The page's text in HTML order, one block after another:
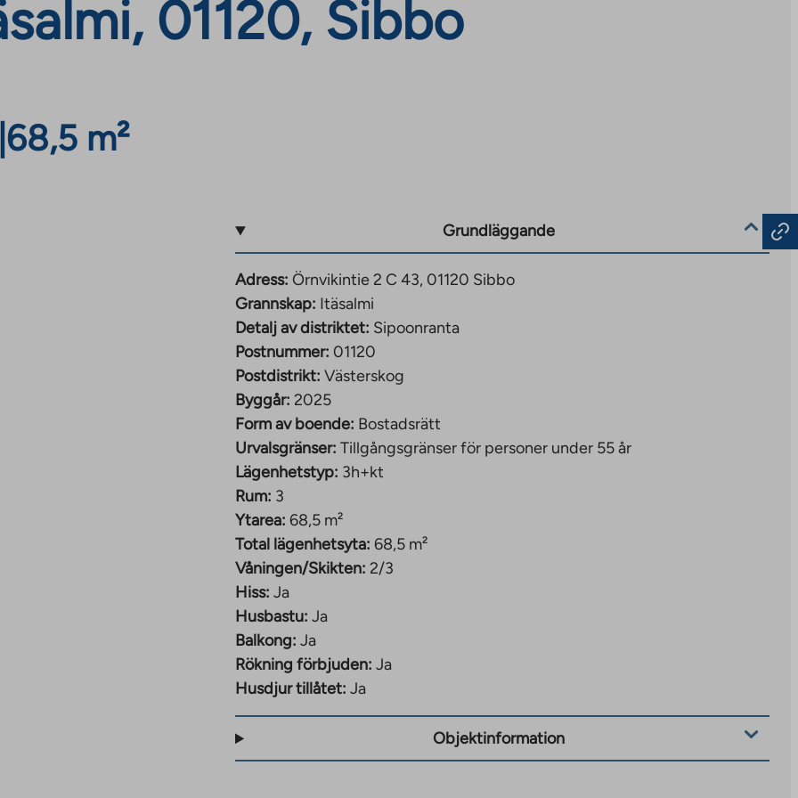
01120, Sibbo
68,5 m²
Grundläggande
Adress: Örnvikintie 2 C 43, 01120 Sibbo
Grannskap: Itäsalmi
Detalj av distriktet: Sipoonranta
Postnummer: 01120
Postdistrikt: Västerskog
Byggår: 2025
Form av boende: Bostadsrätt
Urvalsgränser: Tillgångsgränser för personer under 55 år
Lägenhetstyp: 3h+kt
Rum: 3
Ytarea: 68,5 m²
Total lägenhetsyta: 68,5 m²
Våningen/Skikten: 2/3
Hiss: Ja
Husbastu: Ja
Balkong: Ja
Rökning förbjuden: Ja
Husdjur tillåtet: Ja
Objektinformation